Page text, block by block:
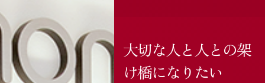
大切な人と人との架
け橋になりたい